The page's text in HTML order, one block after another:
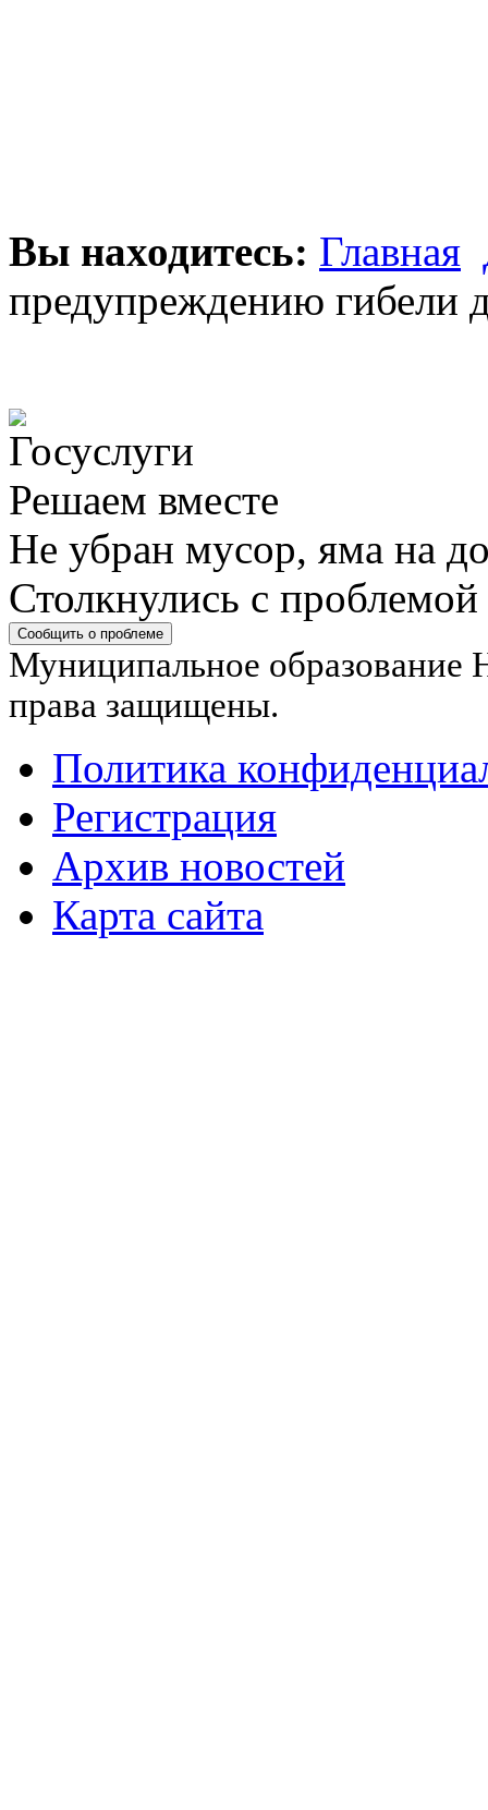
Вы находитесь: Главная
предупреждению гибели
Решаем вместе
Не убран мусор, яма на
Столкнулись с
Сообщить о проблеме
Муниципальное образование
права защищены.
Политика
Регистрация
Архив новостей
Карта сайта